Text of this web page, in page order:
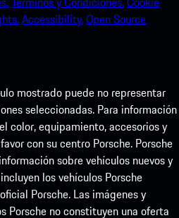
Accessibility.Open Source
mostrado puede no representar
seleccionadas. Para información
color, equipamiento, accesorios y
con su centro Porsche. Porsche
sobre vehículos nuevos y
los vehículos Porsche
Porsche. Las imágenes y
Porsche no constituyen una oferta